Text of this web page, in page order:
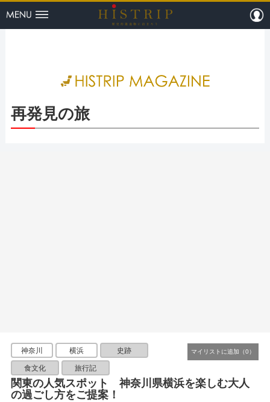
HISTRIP（
再発見の旅
神奈川 横浜 史跡
食文化 旅行記
関東の人気スポット 神奈川県横浜を楽しむ大人
の過ごし方をご提案！